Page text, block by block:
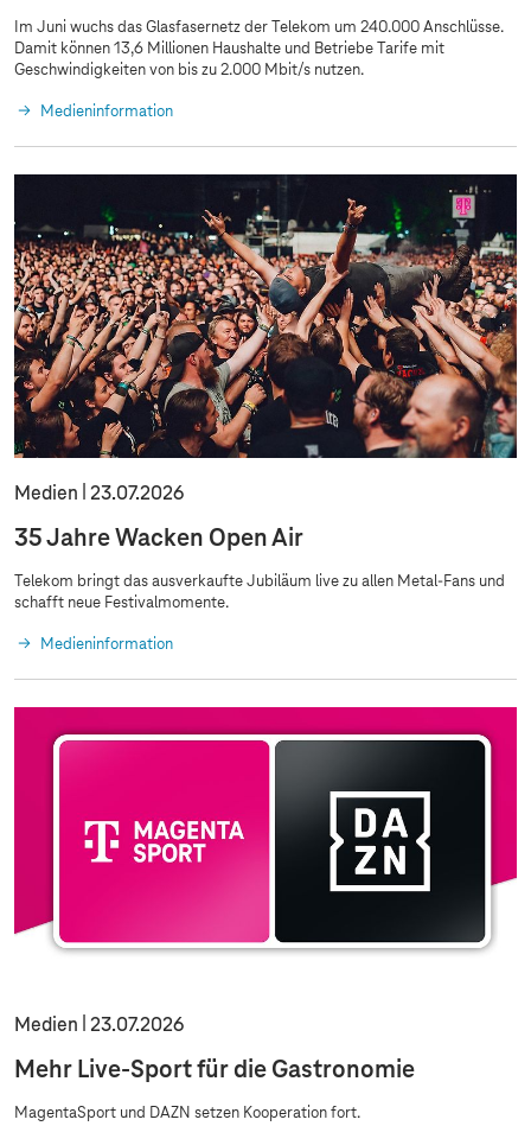
Im Juni wuchs das Glasfasernetz der Telekom um 240.000 Anschlüsse.
Damit können 13,6 Millionen Haushalte und Betriebe Tarife mit
Geschwindigkeiten von bis zu 2.000 Mbit/s nutzen.
Medieninformation
Medien 23.07.2026
35 Jahre Wacken Open Air
Telekom bringt das ausverkaufte Jubiläum live zu allen Metal-Fans und
schafft neue Festivalmomente.
Medieninformation
Medien 23.07.2026
Mehr Live-Sport für die Gastronomie
MagentaSport und DAZN setzen Kooperation fort.